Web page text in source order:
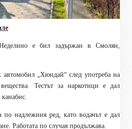
е бил задържан в Смолян,
автомобил „Хюндай“ след употреба на
Тестът за наркотици е дал
по надлежния ред, като водачът е дал
Работата по случая продължава.